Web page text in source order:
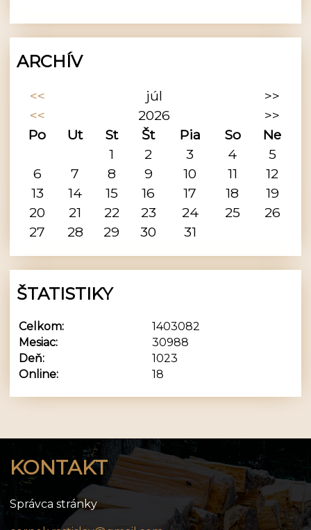
ARCHÍV
<< júl
>>
<<
2026
>>
Po
Ut St Št Pia So
Ne
1
2 3 4
5
6
7 8 9 10 11
12
13
14 15 16 17 18
19
20
21 22 23 24 25
26
27
28 29 30 31
ŠTATISTIKY
Online: 18
Celkom:
1403082
Mesiac:
30988
Deň:
1023
KONTAKT
Správca stránky